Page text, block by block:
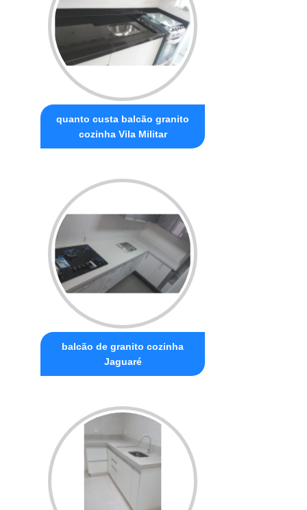
quanto custa balcão granito
cozinha Vila Militar
balcão de granito cozinha
Jaguaré